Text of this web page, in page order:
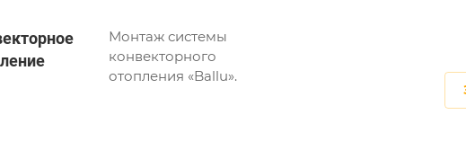
Монтаж системы
конвекторного
отопления «Ballu».